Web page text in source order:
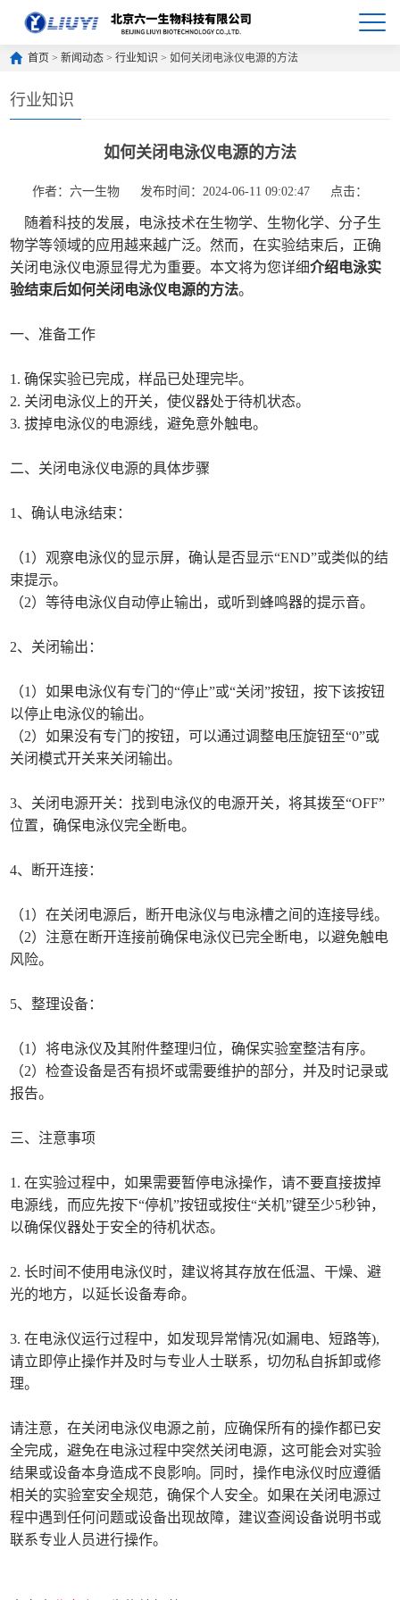
首页 >新闻动态 >行业知识 > 如何关闭电泳仪电源的方法
行业知识
如何关闭电泳仪电源的方法
作者：六一生物 发布时间：2024-06-11 09:02:47 点击：
随着科技的发展，电泳技术在生物学、生物化学、分子生
物学等领域的应用越来越广泛。然而，在实验结束后，正确
关闭电泳仪电源显得尤为重要。本文将为您详细介绍电泳实
验结束后如何关闭电泳仪电源的方法。
一、准备工作
1. 确保实验已完成，样品已处理完毕。
2. 关闭电泳仪上的开关，使仪器处于待机状态。
3. 拔掉电泳仪的电源线，避免意外触电。
二、关闭电泳仪电源的具体步骤
1、确认电泳结束：
（1）观察电泳仪的显示屏，确认是否显示“END”或类似的结
束提示。
（2）等待电泳仪自动停止输出，或听到蜂鸣器的提示音。
2、关闭输出：
（1）如果电泳仪有专门的“停止”或“关闭”按钮，按下该按钮
以停止电泳仪的输出。
（2）如果没有专门的按钮，可以通过调整电压旋钮至“0”或
关闭模式开关来关闭输出。
3、关闭电源开关：找到电泳仪的电源开关，将其拨至“OFF”
位置，确保电泳仪完全断电。
4、断开连接：
（1）在关闭电源后，断开电泳仪与电泳槽之间的连接导线。
（2）注意在断开连接前确保电泳仪已完全断电，以避免触电
风险。
5、整理设备：
（1）将电泳仪及其附件整理归位，确保实验室整洁有序。
（2）检查设备是否有损坏或需要维护的部分，并及时记录或
报告。
三、注意事项
1. 在实验过程中，如果需要暂停电泳操作，请不要直接拔掉
电源线，而应先按下“停机”按钮或按住“关机”键至少5秒钟，
以确保仪器处于安全的待机状态。
2. 长时间不使用电泳仪时，建议将其存放在低温、干燥、避
光的地方，以延长设备寿命。
3. 在电泳仪运行过程中，如发现异常情况(如漏电、短路等),
请立即停止操作并及时与专业人士联系，切勿私自拆卸或修
理。
请注意，在关闭电泳仪电源之前，应确保所有的操作都已安
全完成，避免在电泳过程中突然关闭电源，这可能会对实验
结果或设备本身造成不良影响。同时，操作电泳仪时应遵循
相关的实验室安全规范，确保个人安全。如果在关闭电源过
程中遇到任何问题或设备出现故障，建议查阅设备说明书或
联系专业人员进行操作。